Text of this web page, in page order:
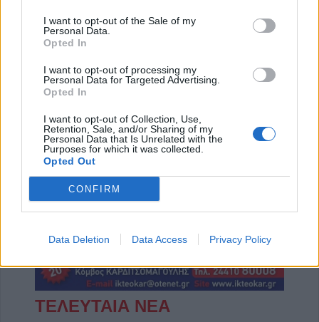
I want to opt-out of the Sale of my
Personal Data.
Opted In
I want to opt-out of processing my
Personal Data for Targeted Advertising.
Opted In
I want to opt-out of Collection, Use,
Retention, Sale, and/or Sharing of my
Personal Data that Is Unrelated with the
Purposes for which it was collected.
Opted Out
CONFIRM
Data Deletion Data Access Privacy Policy
ΤΕΛΕΥΤΑΙΑ ΝΕΑ